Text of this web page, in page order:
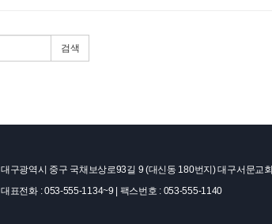
검색
대구광역시 중구 국채보상로93길 9 (대신동 180번지) 대구서문교회
대표전화 : 053-555-1134~9 | 팩스번호 : 053-555-1140